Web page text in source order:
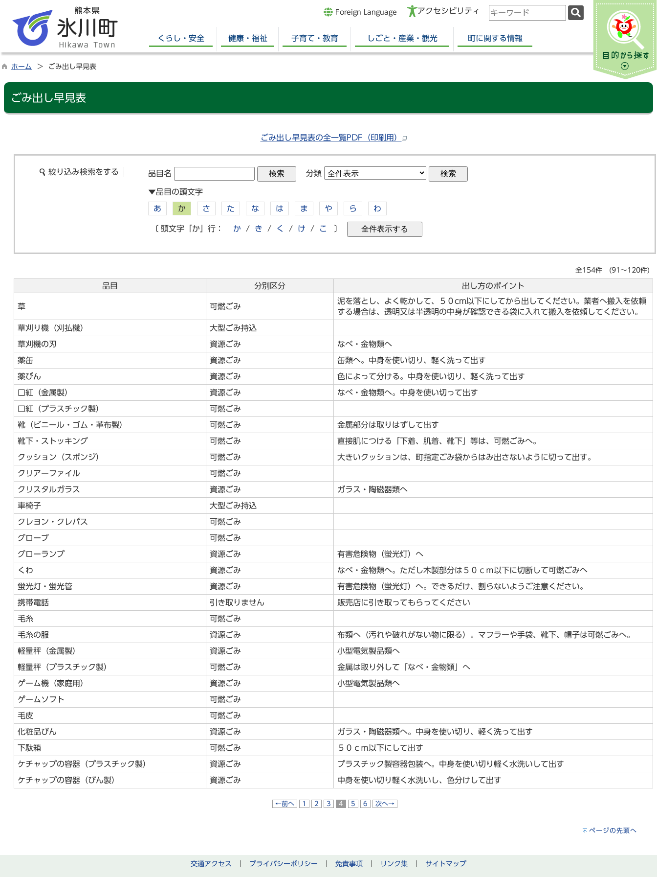
Foreign Language アクセシビリティ
検
索
キ
ー
ド
くらし・安全 健康・福祉 子育て・教育 しごと・産業・観光 町に関する情報
ホーム ごみ出し早見表
ごみ出し早見表
ごみ出し早見表の全一覧PDF（印刷用）
絞り込み検索をする 品目名 分類
▼品目の頭文字
あ か さ た な は ま や ら わ
〔 頭文字「か」行： か / き / く / け / こ 〕
全154件 (91～120件)
品目 分別区分 出し方のポイント
草 可燃ごみ
泥を落とし、よく乾かして、５０cm以下にしてから出してください。業者へ搬入を依頼
する場合は、透明又は半透明の中身が確認できる袋に入れて搬入を依頼してください。
草刈り機（刈払機） 大型ごみ持込
草刈機の刃 資源ごみ なべ・金物類へ
薬缶 資源ごみ 缶類へ。中身を使い切り、軽く洗って出す
薬びん 資源ごみ 色によって分ける。中身を使い切り、軽く洗って出す
口紅（金属製） 資源ごみ なべ・金物類へ。中身を使い切って出す
口紅（プラスチック製） 可燃ごみ
靴（ビニール・ゴム・革布製） 可燃ごみ 金属部分は取りはずして出す
靴下・ストッキング 可燃ごみ 直接肌につける「下着、肌着、靴下」等は、可燃ごみへ。
クッション（スポンジ） 可燃ごみ 大きいクッションは、町指定ごみ袋からはみ出さないように切って出す。
クリアーファイル 可燃ごみ
クリスタルガラス 資源ごみ ガラス・陶磁器類へ
車椅子 大型ごみ持込
クレヨン・クレパス 可燃ごみ
グローブ 可燃ごみ
グローランプ 資源ごみ 有害危険物（蛍光灯）へ
くわ 資源ごみ なべ・金物類へ。ただし木製部分は５０ｃｍ以下に切断して可燃ごみへ
蛍光灯・蛍光管 資源ごみ 有害危険物（蛍光灯）へ。できるだけ、割らないようご注意ください。
携帯電話 引き取りません 販売店に引き取ってもらってください
毛糸 可燃ごみ
毛糸の服 資源ごみ 布類へ（汚れや破れがない物に限る）。マフラーや手袋、靴下、帽子は可燃ごみへ。
軽量秤（金属製） 資源ごみ 小型電気製品類へ
軽量秤（プラスチック製） 可燃ごみ 金属は取り外して「なべ・金物類」へ
ゲーム機（家庭用） 資源ごみ 小型電気製品類へ
ゲームソフト 可燃ごみ
毛皮 可燃ごみ
化粧品びん 資源ごみ ガラス・陶磁器類へ。中身を使い切り、軽く洗って出す
下駄箱 可燃ごみ ５０ｃｍ以下にして出す
ケチャップの容器（プラスチック製） 資源ごみ プラスチック製容器包装へ。中身を使い切り軽く水洗いして出す
ケチャップの容器（びん製） 資源ごみ 中身を使い切り軽く水洗いし、色分けして出す
←前へ 1 2 3 4 5 6 次へ→
ページの先頭へ
交通アクセス プライバシーポリシー 免責事項 リンク集 サイトマップ